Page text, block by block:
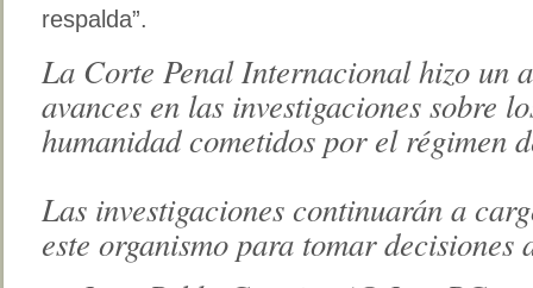
respalda”.
La Corte Penal Internacional hizo un
avances en las investigaciones sobre
humanidad cometidos por el régimen
Las investigaciones continuarán a
este organismo para tomar decisiones